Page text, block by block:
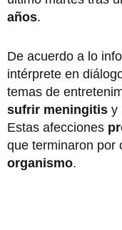
años.
De acuerdo a lo
intérprete en
temas de
sufrir meningitis y
Estas afecciones
que terminaron por
organismo.